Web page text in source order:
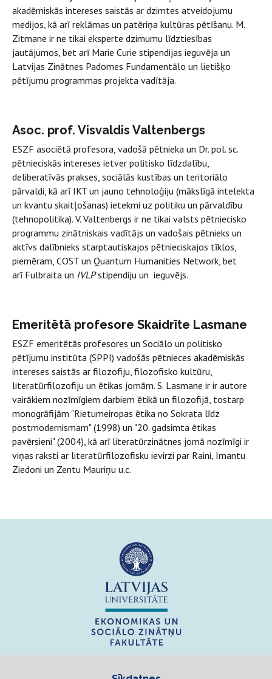
akadēmiskās intereses saistās ar dzimtes atveidojumu
medijos, kā arī reklāmas un patēriņa kultūras pētīšanu. M.
Zitmane ir ne tikai eksperte dzimumu līdztiesības
jautājumos, bet arī Marie Curie stipendijas ieguvēja un
Latvijas Zinātnes Padomes Fundamentālo un lietišķo
pētījumu programmas projekta vadītāja.
Asoc. prof. Visvaldis Valtenbergs
ESZF asociētā profesora, vadošā pētnieka un Dr. pol. sc.
pētnieciskās intereses ietver politisko līdzdalību,
deliberatīvās prakses, sociālās kustības un teritoriālo
pārvaldi, kā arī IKT un jauno tehnoloģiju (mākslīgā intelekta
un kvantu skaitļošanas) ietekmi uz politiku un pārvaldību
(tehnopolitika). V. Valtenbergs ir ne tikai valsts pētniecisko
programmu zinātniskais vadītājs un vadošais pētnieks un
aktīvs dalībnieks starptautiskajos pētnieciskajos tīklos,
piemēram, COST un Quantum Humanities Network, bet
arī Fulbraita un IVLPstipendiju un ieguvējs.
Emeritētā profesore Skaidrīte Lasmane
ESZF emeritētās profesores un Sociālo un politisko
pētījumu institūta (SPPI) vadošās pētnieces akadēmiskās
intereses saistās ar filozofiju, filozofisko kultūru,
literatūrfilozofiju un ētikas jomām. S. Lasmane ir ir autore
vairākiem nozīmīgiem darbiem ētikā un filozofijā, tostarp
monogrāfijām "Rietumeiropas ētika no Sokrata līdz
postmodernismam" (1998) un "20. gadsimta ētikas
pavērsieni" (2004), kā arī literatūrzinātnes jomā nozīmīgi ir
viņas raksti ar literatūrfilozofisku ievirzi par Raini, Imantu
Ziedoni un Zentu Mauriņu u.c.